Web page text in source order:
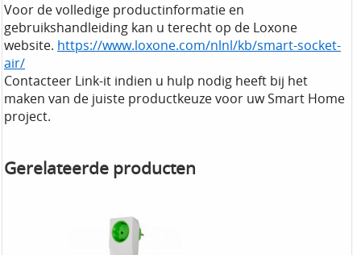
Voor de volledige productinformatie en
gebruikshandleiding kan u terecht op de Loxone
website. https://www.loxone.com/nlnl/kb/smart-socket-
air/
Contacteer Link-it indien u hulp nodig heeft bij het
maken van de juiste productkeuze voor uw Smart Home
project.
Gerelateerde producten